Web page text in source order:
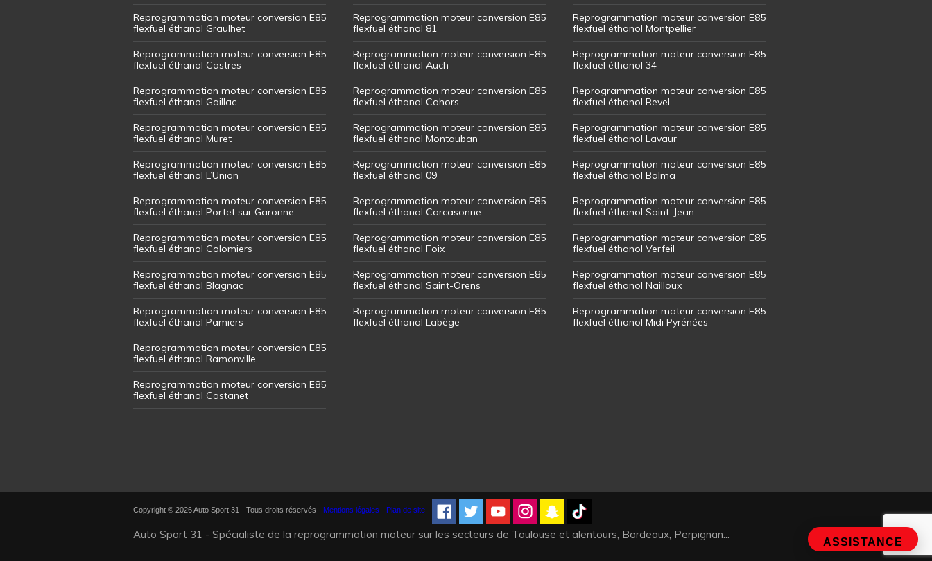
Reprogrammation moteur conversion E85
flexfuel éthanol Graulhet
Reprogrammation moteur conversion E85
flexfuel éthanol Castres
Reprogrammation moteur conversion E85
flexfuel éthanol Gaillac
Reprogrammation moteur conversion E85
flexfuel éthanol Muret
Reprogrammation moteur conversion E85
flexfuel éthanol L’Union
Reprogrammation moteur conversion E85
flexfuel éthanol Portet sur Garonne
Reprogrammation moteur conversion E85
flexfuel éthanol Colomiers
Reprogrammation moteur conversion E85
flexfuel éthanol Blagnac
Reprogrammation moteur conversion E85
flexfuel éthanol Pamiers
Reprogrammation moteur conversion E85
flexfuel éthanol Ramonville
Reprogrammation moteur conversion E85
flexfuel éthanol Castanet
Reprogrammation moteur conversion E85
flexfuel éthanol 81
Reprogrammation moteur conversion E85
flexfuel éthanol Auch
Reprogrammation moteur conversion E85
flexfuel éthanol Cahors
Reprogrammation moteur conversion E85
flexfuel éthanol Montauban
Reprogrammation moteur conversion E85
flexfuel éthanol 09
Reprogrammation moteur conversion E85
flexfuel éthanol Carcasonne
Reprogrammation moteur conversion E85
flexfuel éthanol Foix
Reprogrammation moteur conversion E85
flexfuel éthanol Saint-Orens
Reprogrammation moteur conversion E85
flexfuel éthanol Labège
Reprogrammation moteur conversion E85
flexfuel éthanol Montpellier
Reprogrammation moteur conversion E85
flexfuel éthanol 34
Reprogrammation moteur conversion E85
flexfuel éthanol Revel
Reprogrammation moteur conversion E85
flexfuel éthanol Lavaur
Reprogrammation moteur conversion E85
flexfuel éthanol Balma
Reprogrammation moteur conversion E85
flexfuel éthanol Saint-Jean
Reprogrammation moteur conversion E85
flexfuel éthanol Verfeil
Reprogrammation moteur conversion E85
flexfuel éthanol Nailloux
Reprogrammation moteur conversion E85
flexfuel éthanol Midi Pyrénées
Copyright © 2026 Auto Sport 31 - Tous droits réservés - Mentions légales - Plan de site
Auto Sport 31 - Spécialiste de la reprogrammation moteur sur les secteurs de Toulouse et alentours, Bordeaux, Perpignan...
ASSISTANCE